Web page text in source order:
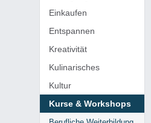
Einkaufen
Entspannen
Kreativität
Kulinarisches
Kultur
Kurse & Workshops